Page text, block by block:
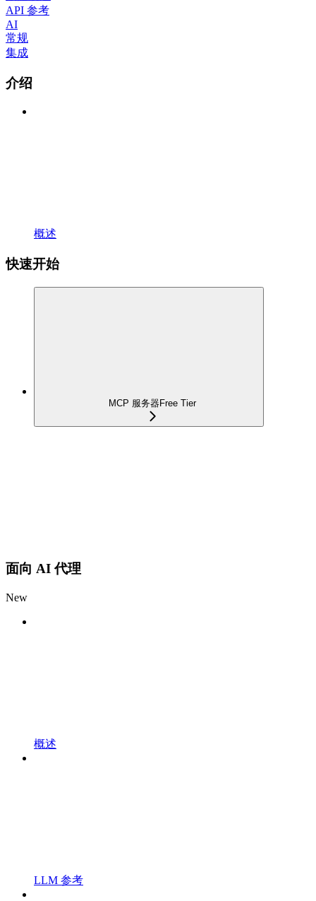
API 参考
AI
常规
集成
介绍
概述
快速开始
MCP 服务器Free Tier
面向 AI 代理
New
概述
LLM 参考